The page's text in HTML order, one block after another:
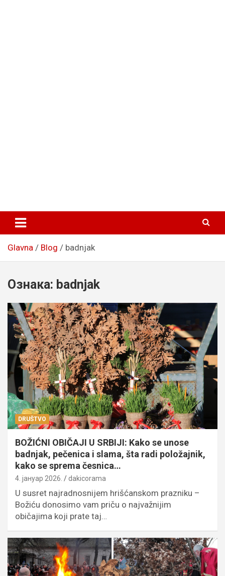
Glavna Blog badnjak
Ознака: badnjak
DRUŠTVO
BOŽIĆNI OBIČAJI U SRBIJI: Kako se unose
badnjak, pečenica i slama, šta radi položajnik,
kako se sprema česnica…
4. јануар 2026. dakicorama
U susret najradnosnijem hrišćanskom prazniku –
Božiću donosimo vam priču o najvažnijim
običajima koji prate taj…